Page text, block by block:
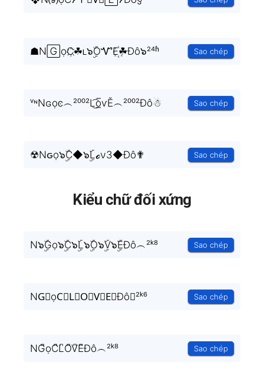
☗N🄶ọC҉☘ʟ๖ۣۜOᏉE꙰☘Đô๖²⁴ʱ Sao chép
ᵛᶰNɢọͼ︵²⁰⁰²L͜͡o̲̅ѵĔ︵²⁰⁰²Đô☃ Sao chép
☢Nԍọ๖ۣۜC◆๖ۣۜLℴν3◆Đô✟ Sao chép
Kiểu chữ đối xứng
N๖ۣۜGọ๖ۣۜC๖ۣۜL๖ۣۜO๖ۣۜV๖ۣۜEĐô︵²ᵏ⁸ Sao chép
NG⃒ọC⃒L⃒O⃒V⃒E⃒Đô︵²ᵏ⁶ Sao chép
NG͆ọC͆L͆O͆V͆E͆Đô︵²ᵏ⁸ Sao chép